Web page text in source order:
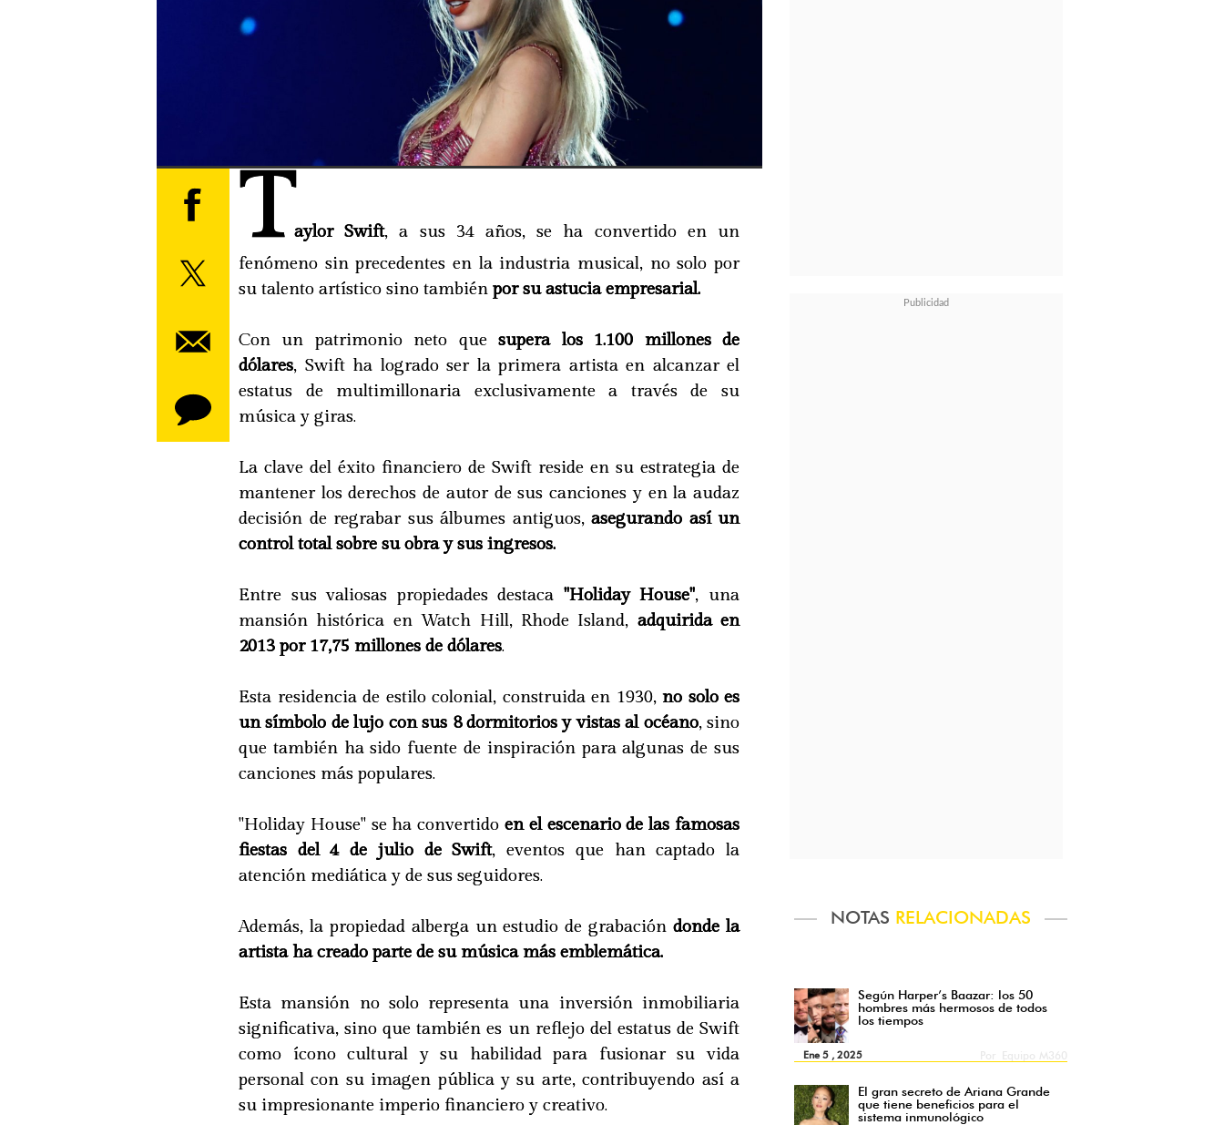
NOTAS RELACIONADAS
Según Harper’s Baazar: los 50
hombres más hermosos de todos
los tiempos
Ene 5 , 2025
El gran secreto de Ariana Grande
que tiene beneficios para el
sistema inmunológico
Taylor Swift, a sus 34 años, se ha convertido en un
fenómeno sin precedentes en la industria musical, no solo por
su talento artístico sino también por su astucia empresarial.
Con un patrimonio neto quesupera los 1.100 millones de
dólares, Swift ha logrado ser la primera artista en alcanzar el
estatus de multimillonaria exclusivamente a través de su
música y giras.
La clave del éxito financiero de Swift reside en su estrategia de
mantener los derechos de autor de sus canciones y en la audaz
decisión de regrabar sus álbumes antiguos, asegurando así un
control total sobre su obra y sus ingresos.
Entre sus valiosas propiedades destaca "Holiday House", una
mansión histórica en Watch Hill, Rhode Island, adquirida en
2013 por 17,75 millones de dólares.
Esta residencia de estilo colonial, construida en 1930, no solo es
un símbolo de lujo con sus 8 dormitorios y vistas al océano, sino
que también ha sido fuente de inspiración para algunas de sus
canciones más populares.
"Holiday House" se ha convertido en el escenario de las famosas
fiestas del 4 de julio de Swift, eventos que han captado la
atención mediática y de sus seguidores.
Además, la propiedad alberga un estudio de grabacióndonde la
artista ha creado parte de su música más emblemática.
Esta mansión no solo representa una inversión inmobiliaria
significativa, sino que también es un reflejo del estatus de Swift
como ícono cultural y su habilidad para fusionar su vida
personal con su imagen pública y su arte, contribuyendo así a
su impresionante imperio financiero y creativo.